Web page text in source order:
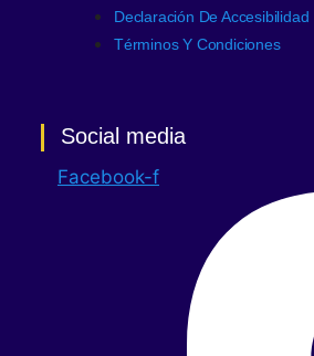
Declaración De Accesibilidad
Términos Y Condiciones
Social media
Facebook-f